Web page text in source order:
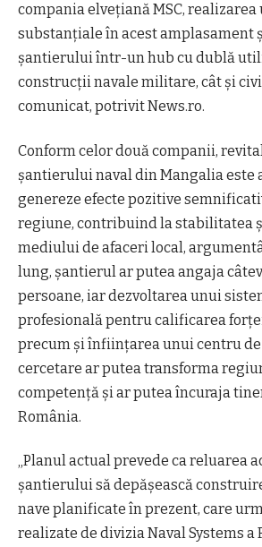
compania elveţiană MSC,
substanţiale în acest amplasament
şantierului într-un hub cu dublă
construcţii navale militare, cât şi
comunicat, potrivit News.ro.
Conform celor două companii,
şantierului naval din Mangalia este
genereze efecte pozitive
regiune, contribuind la stabilitatea
mediului de afaceri local,
lung, şantierul ar putea angaja
persoane, iar dezvoltarea unui
profesională pentru calificarea
precum şi înfiinţarea unui centru de
cercetare ar putea transforma
competenţă şi ar putea încuraja
România.
„Planul actual prevede ca reluarea
şantierului să depăşească
nave planificate în prezent, care
realizate de divizia Naval Systems a